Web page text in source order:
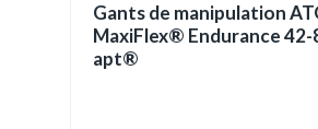
Gants de manipulation
MaxiFlex® Endurance 42-
apt®